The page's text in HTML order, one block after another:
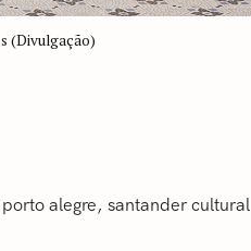
(Divulgação)
‎porto alegre ‎santander cultural‬